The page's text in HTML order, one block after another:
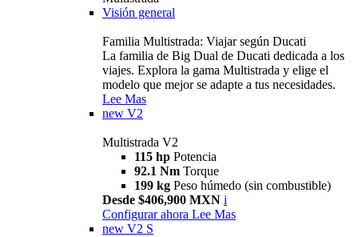
Visión general
Familia Multistrada: Viajar según Ducati
La familia de Big Dual de Ducati dedicada a los
viajes. Explora la gama Multistrada y elige el
modelo que mejor se adapte a tus necesidades.
Lee Mas
new V2
Multistrada V2
115 hp Potencia
92.1 Nm Torque
199 kg Peso húmedo (sin combustible)
Desde $406,900 MXN i
Configurar ahora Lee Mas
new V2 S